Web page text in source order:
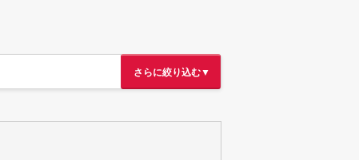
さらに絞り込む▼